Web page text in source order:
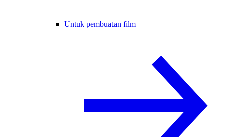
Untuk pembuatan film